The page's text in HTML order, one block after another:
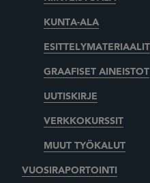
KUNTA-ALA
ESITTELYMATERIAALIT
GRAAFISET AINEISTOT
UUTISKIRJE
VERKKOKURSSIT
MUUT TYÖKALUT
VUOSIRAPORTOINTI